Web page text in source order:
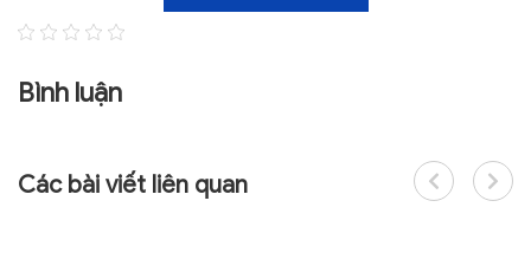
Bình luận
Các bài viết liên quan